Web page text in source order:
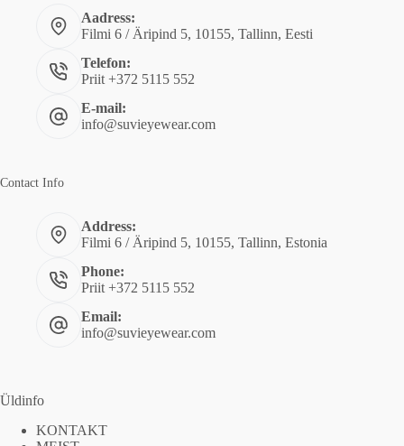
Aadress:
Filmi 6 / Äripind 5, 10155, Tallinn, Eesti
Telefon:
Priit +372 5115 552
E-mail:
info@suvieyewear.com
Contact Info
Address:
Filmi 6 / Äripind 5, 10155, Tallinn, Estonia
Phone:
Priit +372 5115 552
Email:
info@suvieyewear.com
Üldinfo
KONTAKT